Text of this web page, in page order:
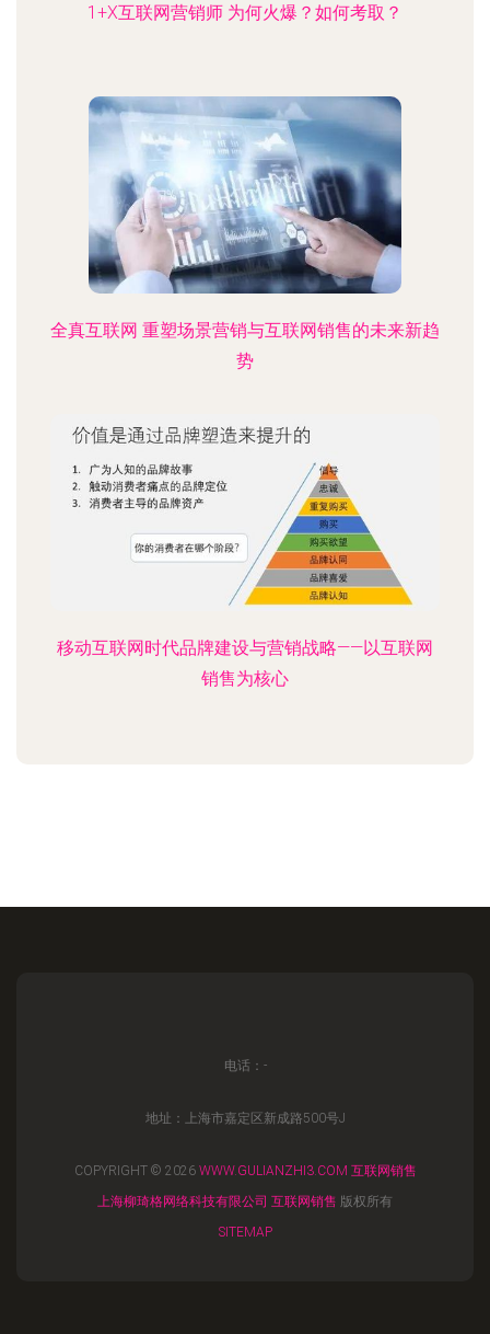
1+X互联网营销师 为何火爆？如何考取？
全真互联网 重塑场景营销与互联网销售的未来新趋
势
移动互联网时代品牌建设与营销战略——以互联网
销售为核心
电话：-
地址：上海市嘉定区新成路500号J
COPYRIGHT © 2026 WWW.GULIANZHI3.COM 互联网销售
上海柳琦格网络科技有限公司 互联网销售 版权所有
SITEMAP